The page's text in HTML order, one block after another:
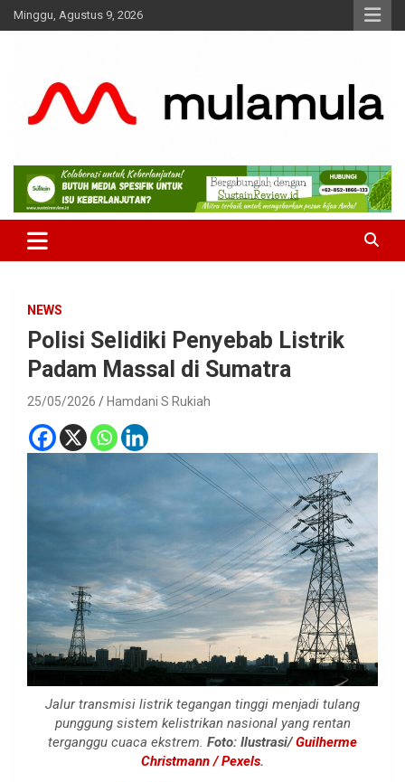
Skip
to
Minggu, Agustus 9, 2026
MulaMula
Medianya para Gen Z
NEWS
Polisi Selidiki Penyebab Listrik
Padam Massal di Sumatra
25/05/2026 Hamdani S Rukiah
Jalur transmisi listrik tegangan tinggi menjadi tulang
punggung sistem kelistrikan nasional yang rentan
terganggu cuaca ekstrem. Foto: Ilustrasi/Guilherme
Christmann / Pexels.